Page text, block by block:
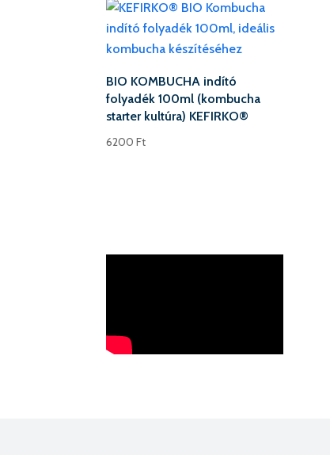
BIO KOMBUCHA indító
folyadék 100ml (kombucha
starter kultúra) KEFIRKO®
6200Ft